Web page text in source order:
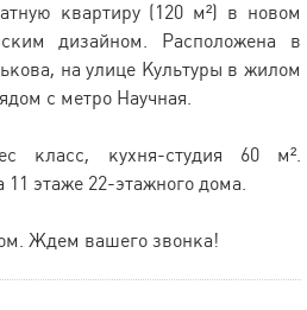
квартиру (120 м²) в новом
дизайном. Расположена в
на улице Культуры в жилом
с метро Научная.
класс, кухня-студия 60 м².
этаже 22-этажного дома.
Ждем вашего звонка!